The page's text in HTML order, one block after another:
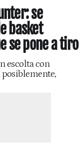
se
basket
se pone a tiro
escolta con
posiblemente,